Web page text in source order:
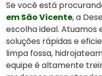
Se você está
em São Vicente, a
escolha ideal.
soluções rápidas e
limpa fossa,
equipe é altamente